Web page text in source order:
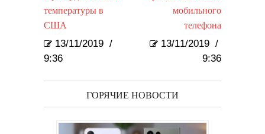
температуры в
США
13/11/2019 /
9:36
мобильного
телефона
13/11/2019 /
9:36
ГОРЯЧИЕ НОВОСТИ